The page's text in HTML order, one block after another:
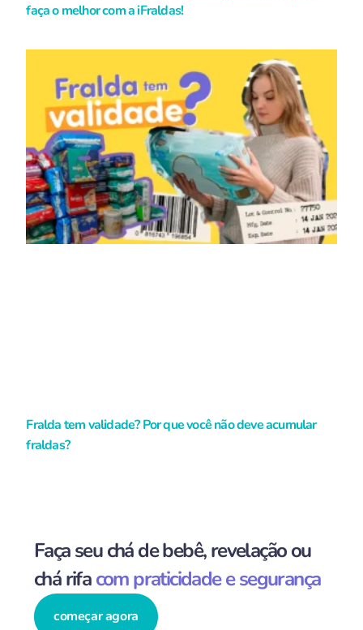
faça o melhor com a iFraldas!
Fralda tem validade? Por que você não deve acumular
fraldas?
Faça seu chá de bebê, revelação ou
chá rifacom praticidade e segurança
começar agora